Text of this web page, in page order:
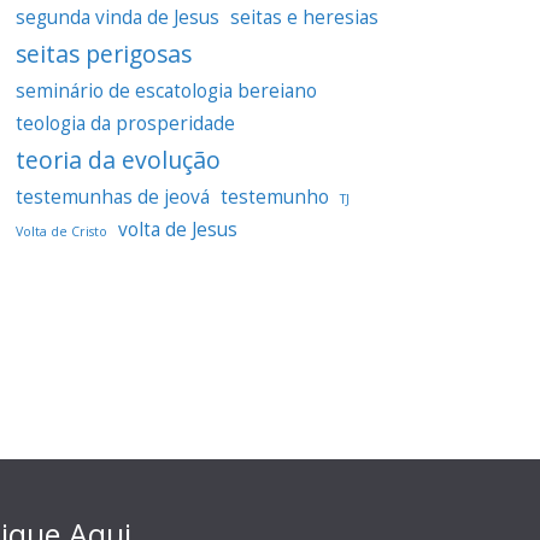
segunda vinda de Jesus seitas e heresias
seitas perigosas
seminário de escatologia bereiano
teologia da prosperidade
teoria da evolução
testemunhas de jeová testemunho
TJ
Volta de Cristo
volta de Jesus